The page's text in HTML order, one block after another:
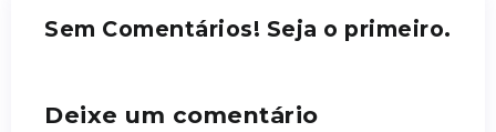
Sem Comentários! Seja o primeiro.
Deixe um comentário